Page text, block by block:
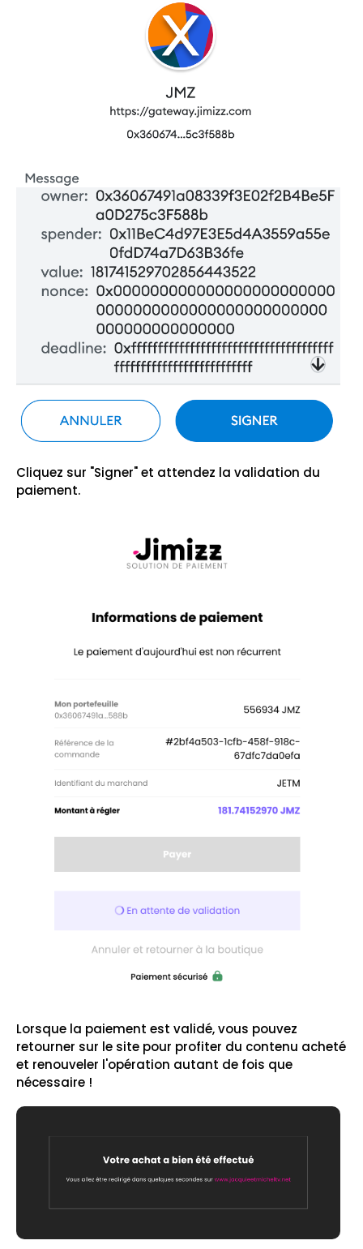
Cliquez sur "Signer" et attendez la validation du
paiement.
Lorsque la paiement est validé, vous pouvez
retourner sur le site pour profiter du contenu acheté
et renouveler l'opération autant de fois que
nécessaire !